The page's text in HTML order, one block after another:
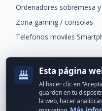
Ordenadores sobremesa
Zona gaming / consolas
Telefonos moviles
Recibe ofertas exclusivas y
Esta página
Al hacer clic en
guarden en tu
la web, hacer